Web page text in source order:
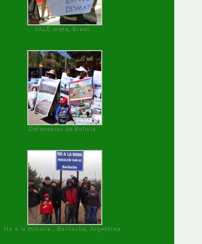
VALE mata, Brasil
Defensoras de Bolivia
No a la minería , Bariloche, Argentina